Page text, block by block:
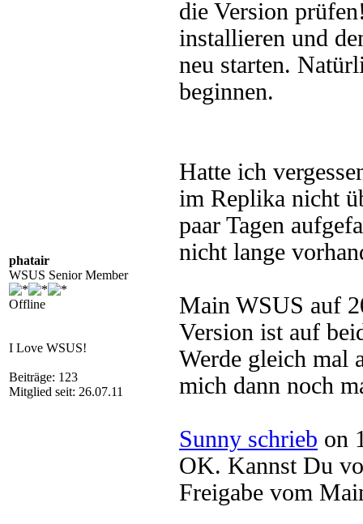
phatair
WSUS Senior Member
Offline
I Love WSUS!
Beiträge: 123
Mitglied seit: 26.07.11
die Version
installieren und
neu starten.
beginnen.
Hatte ich
im Replika nicht
paar Tagen
nicht lange
Main WSUS auf
Version ist auf
Werde gleich mal
mich dann noch
Sunny schrieb on
OK. Kannst Du
Freigabe vom